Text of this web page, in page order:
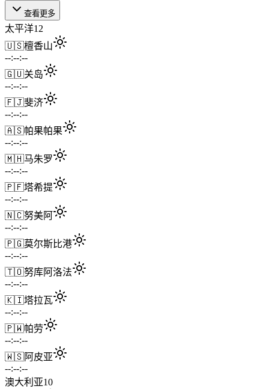
查看更多
太平洋12
🇺🇸檀香山
--:--:--
🇬🇺关岛
--:--:--
🇫🇯斐济
--:--:--
🇦🇸帕果帕果
--:--:--
🇲🇭马朱罗
--:--:--
🇵🇫塔希提
--:--:--
🇳🇨努美阿
--:--:--
🇵🇬莫尔斯比港
--:--:--
🇹🇴努库阿洛法
--:--:--
🇰🇮塔拉瓦
--:--:--
🇵🇼帕劳
--:--:--
🇼🇸阿皮亚
--:--:--
澳大利亚10